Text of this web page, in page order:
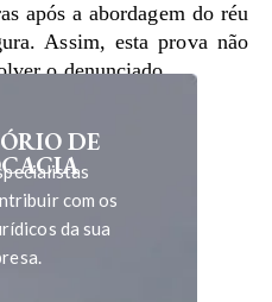
após a abordagem do réu
Assim, esta prova não
o denunciado.
DE
com os
da sua